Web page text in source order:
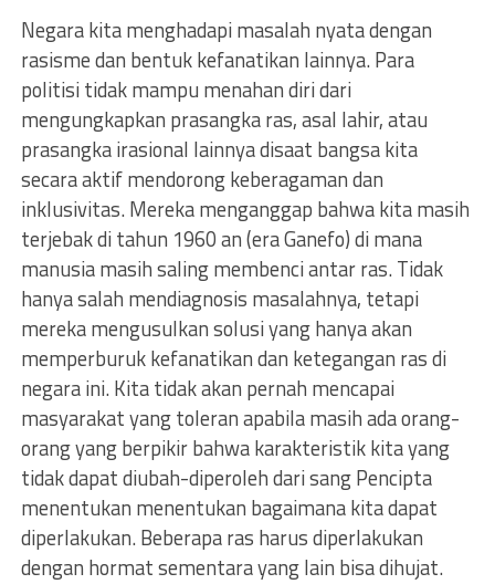
Negara kita menghadapi masalah nyata dengan
rasisme dan bentuk kefanatikan lainnya. Para
politisi tidak mampu menahan diri dari
mengungkapkan prasangka ras, asal lahir, atau
prasangka irasional lainnya disaat bangsa kita
secara aktif mendorong keberagaman dan
inklusivitas. Mereka menganggap bahwa kita masih
terjebak di tahun 1960 an (era Ganefo) di mana
manusia masih saling membenci antar ras. Tidak
hanya salah mendiagnosis masalahnya, tetapi
mereka mengusulkan solusi yang hanya akan
memperburuk kefanatikan dan ketegangan ras di
negara ini. Kita tidak akan pernah mencapai
masyarakat yang toleran apabila masih ada orang-
orang yang berpikir bahwa karakteristik kita yang
tidak dapat diubah-diperoleh dari sang Pencipta
menentukan menentukan bagaimana kita dapat
diperlakukan. Beberapa ras harus diperlakukan
dengan hormat sementara yang lain bisa dihujat.